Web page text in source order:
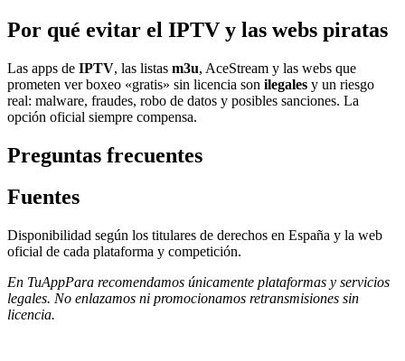
Por qué evitar el IPTV y las webs piratas
Las apps de IPTV, las listas m3u, AceStream y las webs que
prometen ver boxeo «gratis» sin licencia son ilegales y un riesgo
real: malware, fraudes, robo de datos y posibles sanciones. La
opción oficial siempre compensa.
Preguntas frecuentes
Fuentes
Disponibilidad según los titulares de derechos en España y la web
oficial de cada plataforma y competición.
En TuAppPara recomendamos únicamente plataformas y servicios
legales. No enlazamos ni promocionamos retransmisiones sin
licencia.